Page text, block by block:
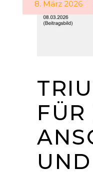
8. März 2026
FÜR
UND